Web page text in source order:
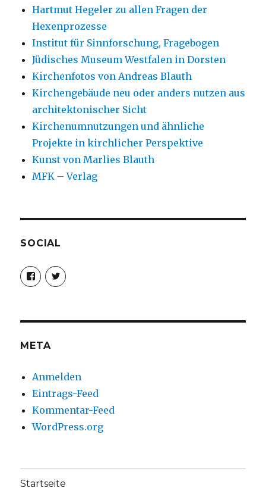
Hartmut Hegeler zu allen Fragen der
Hexenprozesse
Institut für Sinnforschung, Fragebogen
Jüdisches Museum Westfalen in Dorsten
Kirchenfotos von Andreas Blauth
Kirchengebäude neu oder anders nutzen aus
architektonischer Sicht
Kirchenumnutzungen und ähnliche
Projekte in kirchlicher Perspektive
Kunst von Marlies Blauth
MFK – Verlag
SOCIAL
Profil
von
christoph.fleischer1
anzeigen
Profil
von
anzeigen
META
Anmelden
Eintrags-Feed
Kommentar-Feed
WordPress.org
Startseite